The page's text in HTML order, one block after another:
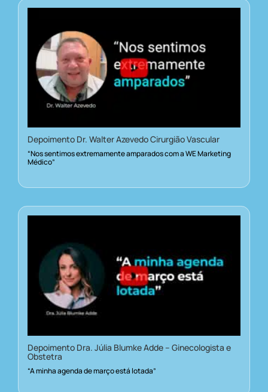
Depoimento Dr. Walter Azevedo Cirurgião Vascular
“Nos sentimos extremamente amparados com a WE Marketing
Médico”
Depoimento Dra. Júlia Blumke Adde – Ginecologista e
Obstetra
“A minha agenda de março está lotada”